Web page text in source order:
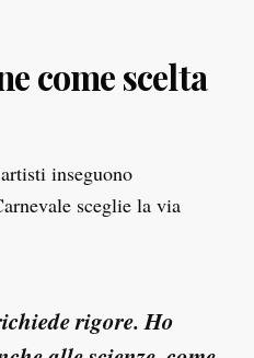
come scelta
inseguono
sceglie la via
rigore. Ho